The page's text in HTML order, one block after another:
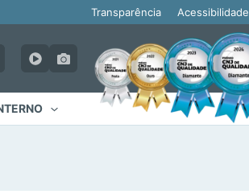
Transparência Acessibilidade